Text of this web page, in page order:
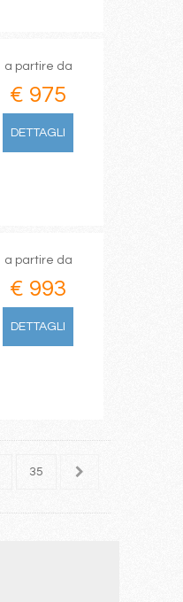
a partire da
€ 975
DETTAGLI
a partire da
€ 993
DETTAGLI
35 36